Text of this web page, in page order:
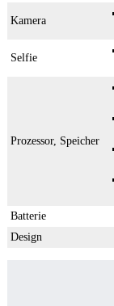
Kamera
Selfie
Prozessor, Speicher
Batterie
Design